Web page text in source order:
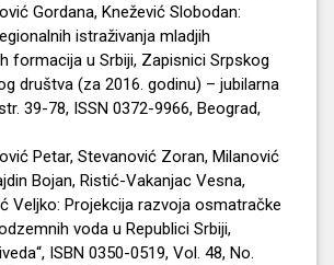
Gordana, Knežević Slobodan:
istraživanja mladjih
formacija u Srbiji, Zapisnici Srpskog
društva (za 2016. godinu) – jubilarna
39-78, ISSN 0372-9966, Beograd,
Petar, Stevanović Zoran, Milanović
Bojan, Ristić-Vakanjac Vesna,
Veljko: Projekcija razvoja osmatračke
voda u Republici Srbiji,
ISBN 0350-0519, Vol. 48, No.